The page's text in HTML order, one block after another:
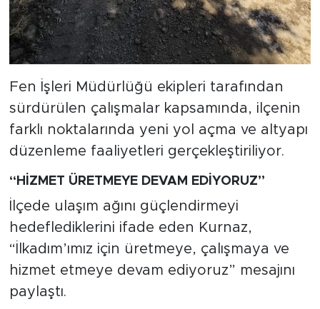
Fen İşleri Müdürlüğü ekipleri tarafından
sürdürülen çalışmalar kapsamında, ilçenin
farklı noktalarında yeni yol açma ve altyapı
düzenleme faaliyetleri gerçekleştiriliyor.
“HİZMET ÜRETMEYE DEVAM EDİYORUZ”
İlçede ulaşım ağını güçlendirmeyi
hedeflediklerini ifade eden Kurnaz,
“İlkadım’ımız için üretmeye, çalışmaya ve
hizmet etmeye devam ediyoruz” mesajını
paylaştı.